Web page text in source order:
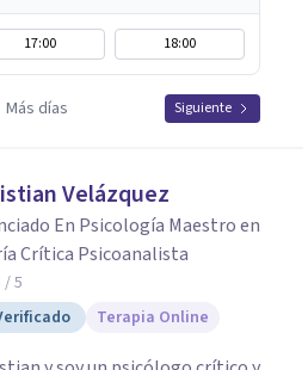
17:00 18:00
Más días Siguiente
Velázquez
En Psicología Maestro en
Crítica Psicoanalista
/ 5
Terapia Online